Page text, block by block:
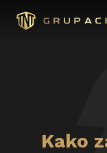
Kako